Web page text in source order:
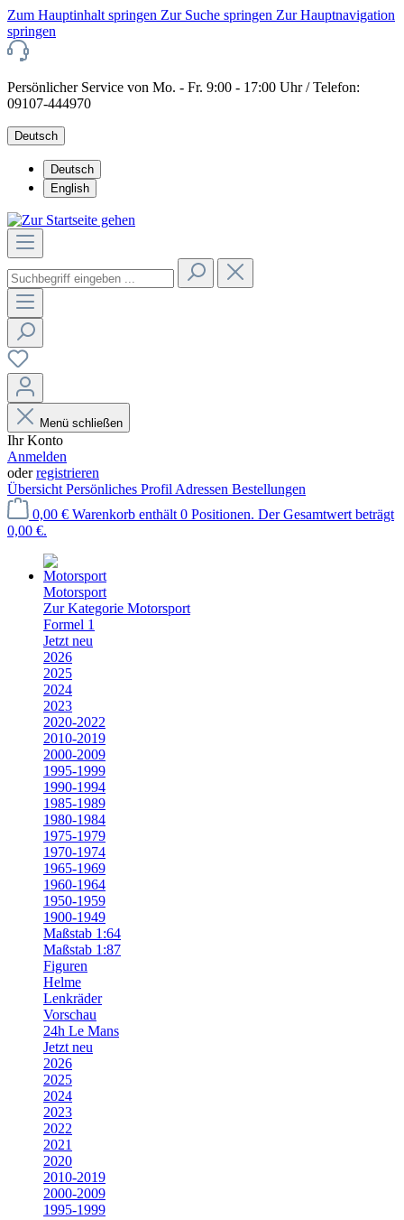
Zum Hauptinhalt springen Zur Suche springen Zur Hauptnavigation
springen
Persönlicher Service von Mo. - Fr. 9:00 - 17:00 Uhr / Telefon:
09107-444970
Deutsch
Deutsch
English
Menü schließen
Ihr Konto
Anmelden
oderregistrieren
Übersicht Persönliches Profil Adressen Bestellungen
0,00 € Warenkorb enthält 0 Positionen. Der Gesamtwert beträgt
0,00 €.
Motorsport
Zur Kategorie Motorsport
Formel 1
Jetzt neu
2026
2025
2024
2023
2020-2022
2010-2019
2000-2009
1995-1999
1990-1994
1985-1989
1980-1984
1975-1979
1970-1974
1965-1969
1960-1964
1950-1959
1900-1949
Maßstab 1:64
Maßstab 1:87
Figuren
Helme
Lenkräder
Vorschau
24h Le Mans
Jetzt neu
2026
2025
2024
2023
2022
2021
2020
2010-2019
2000-2009
1995-1999